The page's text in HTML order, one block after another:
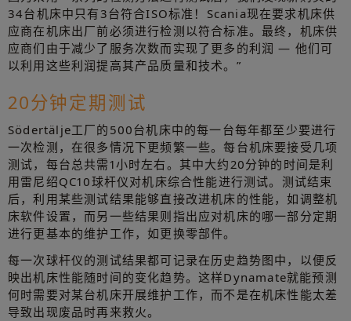
34台机床中只有3台符合ISO标准！Scania现在要求机床供
应商在机床出厂前必须进行检测以符合标准。最终，机床供
应商们由于减少了服务次数而实现了更多的利润 — 他们可
以利用这些利润提高其产品质量和技术。”
20分钟定期测试
Södertälje工厂的500台机床中的每一台每年都至少要进行
一次检测，在很多情况下更频繁一些。每台机床要接受几项
测试，每台总共需1小时左右。其中大约20分钟的时间是利
用雷尼绍QC10球杆仪对机床综合性能进行测试。测试结束
后，利用某些测试结果能够直接改进机床的性能，如调整机
床软件设置，而另一些结果则指出应对机床的哪一部分定期
进行更基本的维护工作，如更换零部件。
每一次球杆仪的测试结果都可记录在历史趋势图中，以便反
映出机床性能随时间的变化趋势。这样Dynamate就能预测
何时需要对某台机床开展维护工作，而不是在机床性能太差
导致出现废品时再来救火。